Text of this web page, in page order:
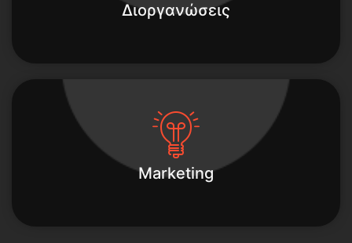
Διοργανώσεις
Marketing